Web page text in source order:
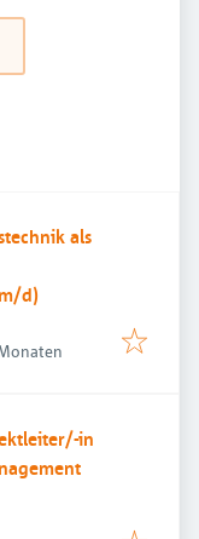
als
d)
:
in